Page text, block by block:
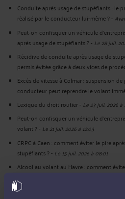
Conduite après usage de stupéfiants : le
réalisé par le conducteur lui-même ?-
Peut-on confisquer un véhicule
après usage de stupéfiants ?- Le 28 juil.
Récidive de conduite après usage de
permis évitée grâce à deux vices de
Excès de vitesse à Colmar : suspension
conducteur peut reprendre le volant
Lexique du droit routier- Le 23 juil. 2026 à
Peut-on confisquer un véhicule
volant ?- Le 21 juil. 2026 à 12:03
CRPC à Caen : comment éviter le pire
stupéfiants ?- Le 15 juil. 2026 à 08:01
Alcool au volant au Havre : comment